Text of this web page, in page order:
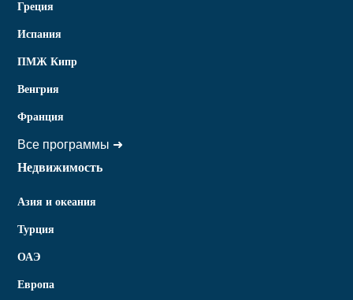
Греция
Испания
ПМЖ Кипр
Венгрия
Франция
Все программы ➜
Недвижимость
Азия и океания
Турция
ОАЭ
Европа